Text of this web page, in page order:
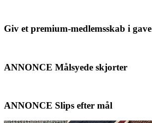
Giv et premium-medlemsskab i gave
ANNONCE Målsyede skjorter
ANNONCE Slips efter mål